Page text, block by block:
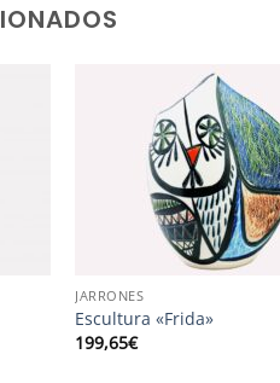
JARRONES
Escultura «Frida»
199,65€